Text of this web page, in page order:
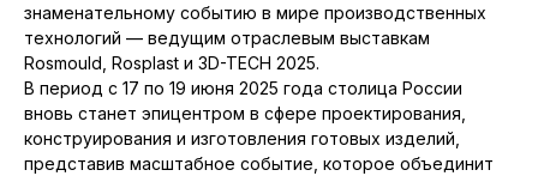
знаменательному событию в мире производственных
технологий — ведущим отраслевым выставкам
Rosmould, Rosplast и 3D-TECH 2025.
В период с 17 по 19 июня 2025 года столица России
вновь станет эпицентром в сфере проектирования,
конструирования и изготовления готовых изделий,
представив масштабное событие, которое объединит